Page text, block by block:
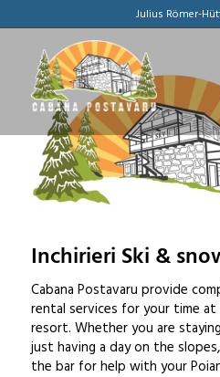
Julius Römer-
Inchirieri Ski &
Cabana Postavaru provide
rental services for your time at
resort. Whether you are
just having a day on the
the bar for help with your